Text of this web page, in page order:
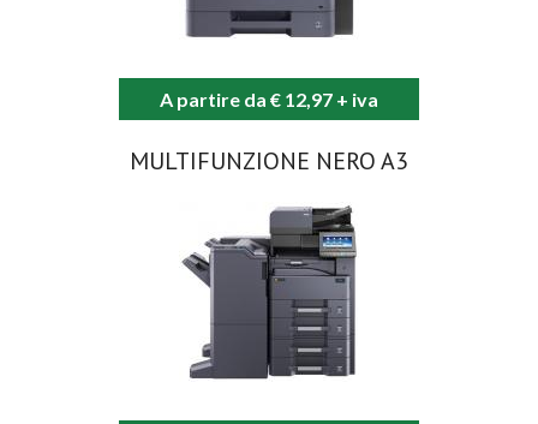
A partire da € 12,97 + iva
MULTIFUNZIONE NERO A3